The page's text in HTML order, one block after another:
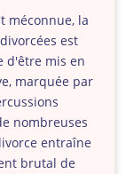
méconnue, la
est
d'être mis en
marquée par
nombreuses
entraîne
brutal de